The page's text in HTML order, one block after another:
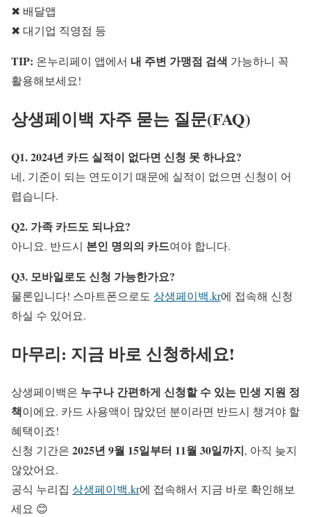
✖ 배달앱
✖ 대기업 직영점 등
TIP: 온누리페이 앱에서 내 주변 가맹점 검색 가능하니 꼭
활용해보세요!
상생페이백 자주 묻는 질문(FAQ)
Q1. 2024년 카드 실적이 없다면 신청 못 하나요?
네, 기준이 되는 연도이기 때문에 실적이 없으면 신청이 어
렵습니다.
Q2. 가족 카드도 되나요?
아니요. 반드시 본인 명의의 카드여야 합니다.
Q3. 모바일로도 신청 가능한가요?
물론입니다! 스마트폰으로도 상생페이백.kr에 접속해 신청
하실 수 있어요.
마무리: 지금 바로 신청하세요!
상생페이백은 누구나 간편하게 신청할 수 있는 민생 지원 정
책이에요. 카드 사용액이 많았던 분이라면 반드시 챙겨야 할
혜택이죠!
신청 기간은 2025년 9월 15일부터 11월 30일까지, 아직 늦지
않았어요.
공식 누리집 상생페이백.kr에 접속해서 지금 바로 확인해보
세요 😊